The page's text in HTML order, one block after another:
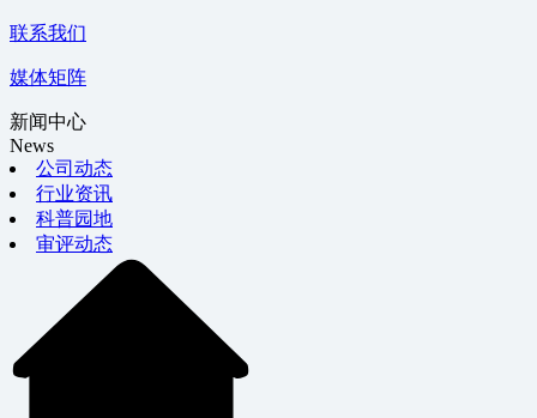
联系我们
媒体矩阵
新闻中心
News
公司动态
行业资讯
科普园地
审评动态